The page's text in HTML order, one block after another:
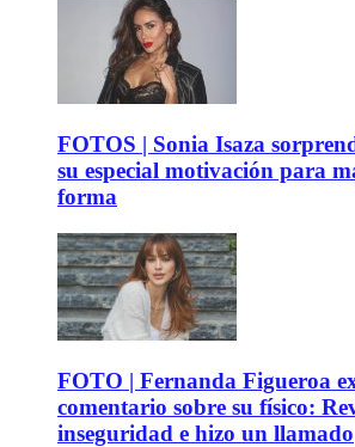
FOTOS | Sonia Isaza
su especial motivación para
forma
FOTO | Fernanda Figueroa
comentario sobre su físico:
inseguridad e hizo un llamado